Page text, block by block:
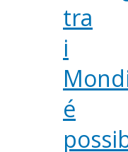
tra
i
é